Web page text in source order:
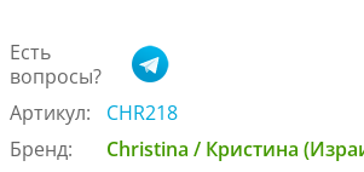
Есть
вопросы?
Артикул:
CHR218
Бренд:
Christina / Кристина